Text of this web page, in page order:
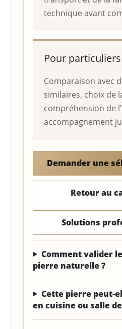
technique avant
Pour
Comparaison avec
similaires, choix de
compréhension de
accompagnement
Demander une
Retour au
Solutions
Comment valider
pierre naturelle ?
Cette pierre peut-
en cuisine ou salle